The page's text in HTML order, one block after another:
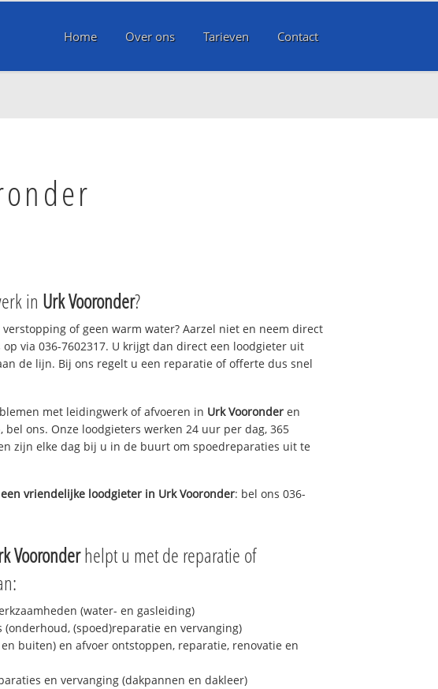
Home Over ons Tarieven Contact
in Urk Vooronder?
verstopping of geen warm water? Aarzel niet en neem direct
via 036-7602317. U krijgt dan direct een loodgieter uit
de lijn. Bij ons regelt u een reparatie of offerte dus snel
met leidingwerk of afvoeren in Urk Vooronder en
bel ons. Onze loodgieters werken 24 uur per dag, 365
zijn elke dag bij u in de buurt om spoedreparaties uit te
vriendelijke loodgieter in Urk Vooronder: bel ons 036-
Vooronderhelpt u met de reparatie of
(water- en gasleiding)
(onderhoud, (spoed)reparatie en vervanging)
buiten) en afvoer ontstoppen, reparatie, renovatie en
en vervanging (dakpannen en dakleer)